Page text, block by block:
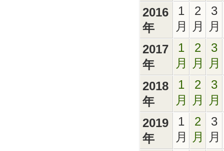
2016
年
1
月
2
月
3
月
2017
年
1
月
2
月
3
月
2018
年
1
月
2
月
3
月
2019
年
1
月
2
月
3
月